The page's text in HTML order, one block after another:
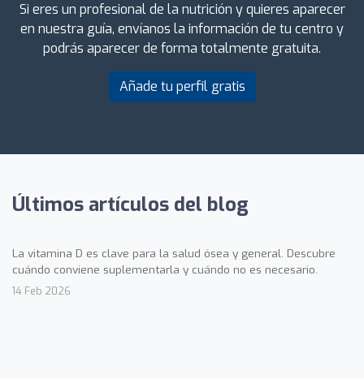
Si eres un profesional de la nutrición y quieres aparecer
en nuestra guía, envíanos la información de tu centro y
podrás aparecer de forma totalmente gratuita.
Añade tu perfil gratis
Últimos artículos del blog
La vitamina D es clave para la salud ósea y general. Descubre
cuándo conviene suplementarla y cuándo no es necesario.
14 Feb 2026